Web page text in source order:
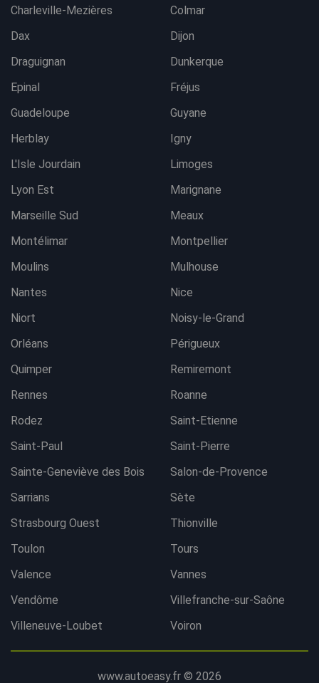
Charleville-Mezières
Colmar
Dax
Dijon
Draguignan
Dunkerque
Epinal
Fréjus
Guadeloupe
Guyane
Herblay
Igny
L'Isle Jourdain
Limoges
Lyon Est
Marignane
Marseille Sud
Meaux
Montélimar
Montpellier
Moulins
Mulhouse
Nantes
Nice
Niort
Noisy-le-Grand
Orléans
Périgueux
Quimper
Remiremont
Rennes
Roanne
Rodez
Saint-Etienne
Saint-Paul
Saint-Pierre
Sainte-Geneviève des Bois
Salon-de-Provence
Sarrians
Sète
Strasbourg Ouest
Thionville
Toulon
Tours
Valence
Vannes
Vendôme
Villefranche-sur-Saône
Villeneuve-Loubet
Voiron
www.autoeasy.fr © 2026